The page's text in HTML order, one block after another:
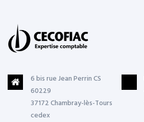
6 bis rue Jean Perrin CS
60229
37172 Chambray-lès-Tours
cedex